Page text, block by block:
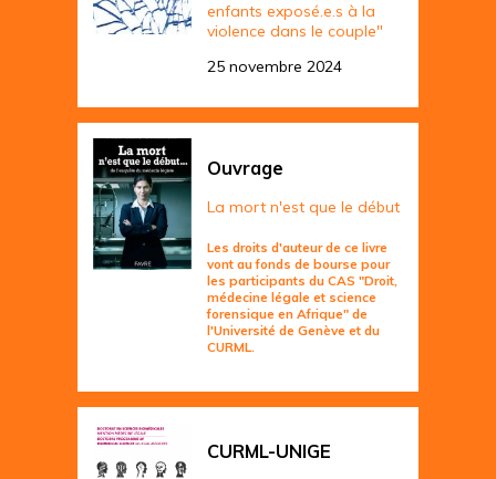
enfants exposé.e.s à la
violence dans le couple"
25 novembre 2024
Ouvrage
La mort n'est que le début
Les droits d'auteur de ce livre
vont au fonds de bourse pour
les participants du CAS "Droit,
médecine légale et science
forensique en Afrique" de
l'Université de Genève et du
CURML.
CURML-UNIGE